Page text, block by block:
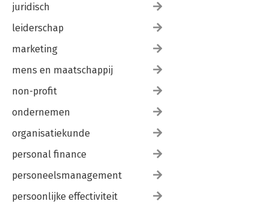
juridisch
leiderschap
marketing
mens en maatschappij
non-profit
ondernemen
organisatiekunde
personal finance
personeelsmanagement
persoonlijke effectiviteit